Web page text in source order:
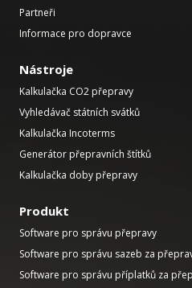
Partneři
Informace pro dopravce
Nástroje
Kalkulačka CO2 přepravy
Vyhledávač státních svátků
Kalkulačka Incoterms
Generátor přepravních štítků
Kalkulačka doby přepravy
Produkt
Software pro správu přepravy
Software pro správu sazeb za
Software pro správu příplatků za